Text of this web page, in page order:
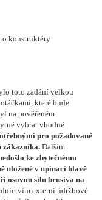
konstruktéry
toto zadání velkou
které bude
na pověřeném
vybrat vhodné
pro požadované
Dalším
ke zbytečnému
uložené v upínací hlavě
osovou sílu brusiva na
externí údržbové